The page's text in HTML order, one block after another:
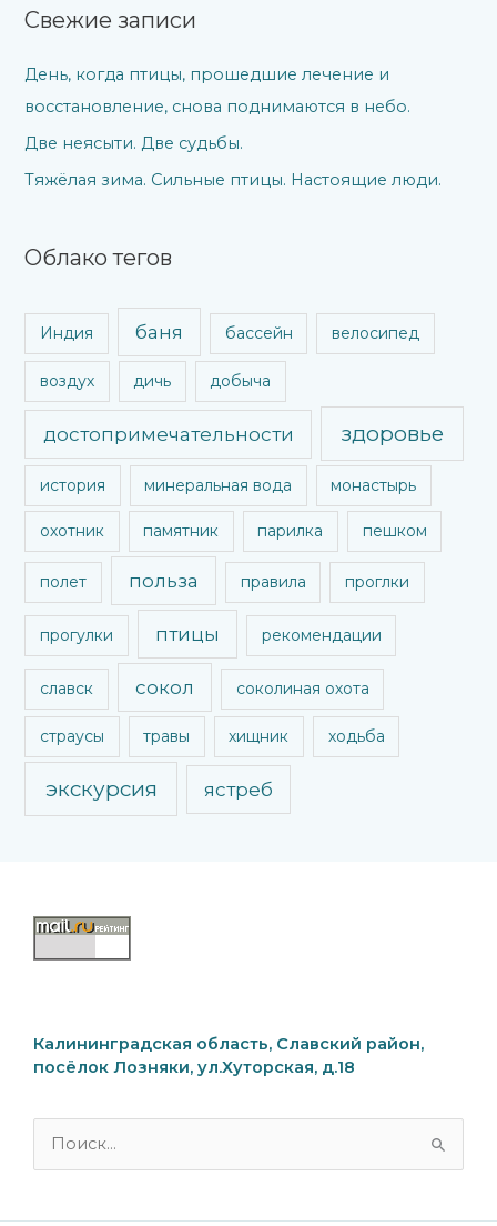
Свежие записи
День, когда птицы, прошедшие лечение и
восстановление, снова поднимаются в небо.
Две неясыти. Две судьбы.
Тяжёлая зима. Сильные птицы. Настоящие люди.
Облако тегов
Индия баня бассейн велосипед
воздух дичь добыча
достопримечательности здоровье
история минеральная вода монастырь
охотник памятник парилка пешком
полет польза правила проглки
прогулки птицы рекомендации
славск сокол соколиная охота
страусы травы хищник ходьба
экскурсия ястреб
Калининградская область, Славский район,
посёлок Лозняки, ул.Хуторская, д.18
Поиск: